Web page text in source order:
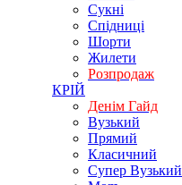
Сукні
Спідниці
Шорти
Жилети
Розпродаж
КРІЙ
Денім Гайд
Вузький
Прямий
Класичний
Супер Вузький